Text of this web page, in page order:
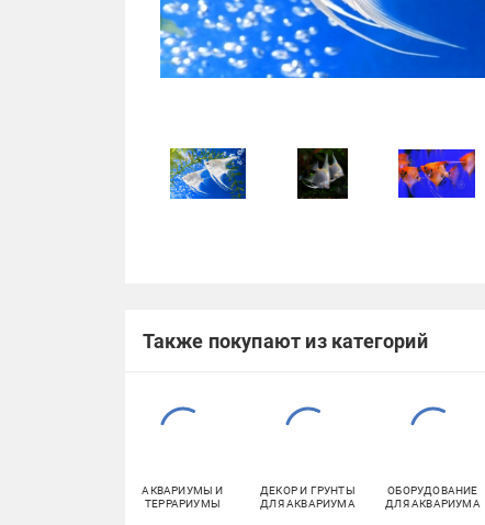
Также покупают из категорий
АКВАРИУМЫ И
ТЕРРАРИУМЫ
ДЕКОР И ГРУНТЫ
ДЛЯ АКВАРИУМА
ОБОРУДОВАНИЕ
ДЛЯ АКВАРИУМА